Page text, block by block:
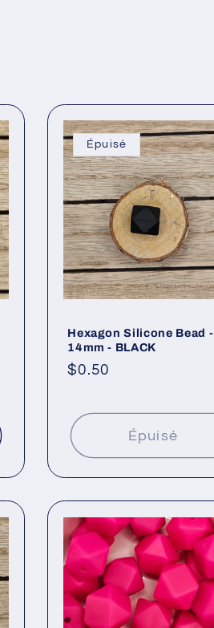
Épuisé
Hexagon Silicone Bead -
14mm - BLACK
Prix
$0.50
Épuisé